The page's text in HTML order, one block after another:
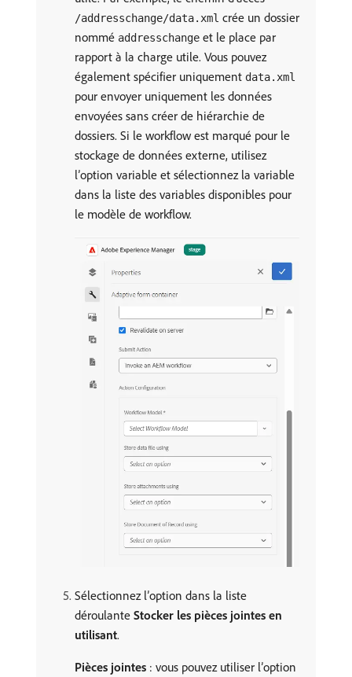
/addresschange/data.xml crée un dossier
nommé addresschange et le place par
rapport à la charge utile. Vous pouvez
également spécifier uniquement data.xml
pour envoyer uniquement les données
envoyées sans créer de hiérarchie de
dossiers. Si le workflow est marqué pour le
stockage de données externe, utilisez
l’option variable et sélectionnez la variable
dans la liste des variables disponibles pour
le modèle de workflow.
Sélectionnez l’option dans la liste
déroulante Stocker les pièces jointes en
utilisant.
Pièces jointes : vous pouvez utiliser l’option